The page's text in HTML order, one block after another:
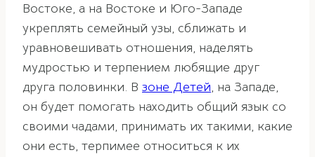
Востоке, а на Востоке и Юго-Западе
укреплять семейный узы, сближать и
уравновешивать отношения, наделять
мудростью и терпением любящие друг
друга половинки. В зоне Детей, на Западе,
он будет помогать находить общий язык со
своими чадами, принимать их такими, какие
они есть, терпимее относиться к их